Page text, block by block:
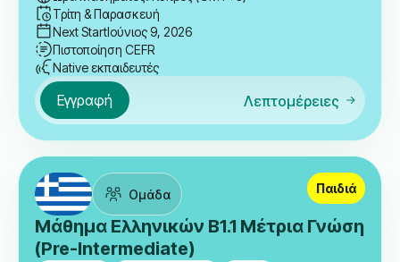
Τρίτη & Παρασκευή
Next StartΙούνιος 9, 2026
Πιστοποίηση CEFR
Native εκπαιδευτές
Εγγραφή Λεπτομέρειες
Ομάδα
Μάθημα Ελληνικών B1.1 Μέτρια Γνώση
(Pre-Intermediate)
Παιδιά